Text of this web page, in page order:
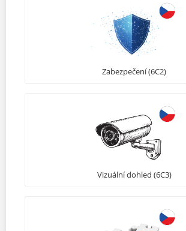
Zabezpečení (6C2)
Vizuální dohled (6C3)